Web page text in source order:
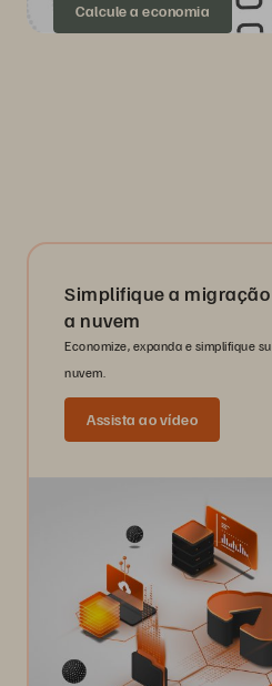
Calcule a economia
Simplifique a
a nuvem
Economize, expanda e simplifique
nuvem.
Assista ao vídeo